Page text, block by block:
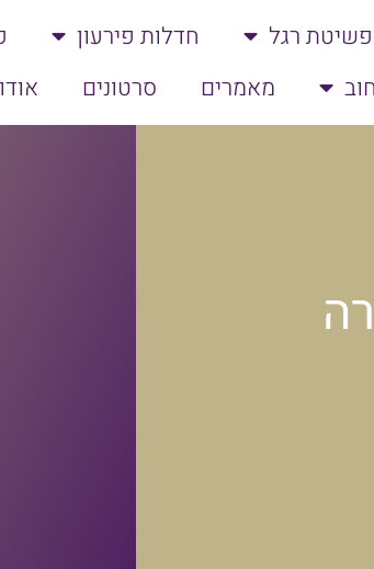
פשיטת רגל חדלות פירעון
מאמרים סרטונים